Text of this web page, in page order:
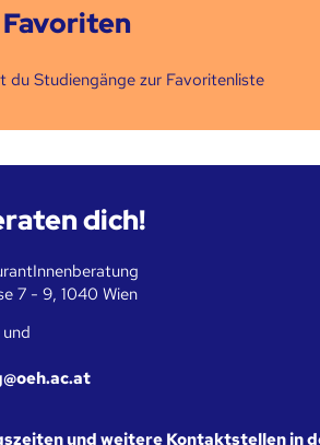
du Studiengänge zur Favoritenliste
dich!
7 - 9, 1040 Wien
und weitere Kontaktstellen in